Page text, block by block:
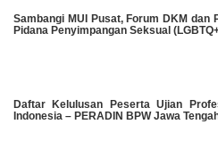
Sambangi MUI Pusat, Forum DKM dan
Pidana Penyimpangan Seksual
Daftar Kelulusan Peserta Ujian
Indonesia – PERADIN BPW Jawa